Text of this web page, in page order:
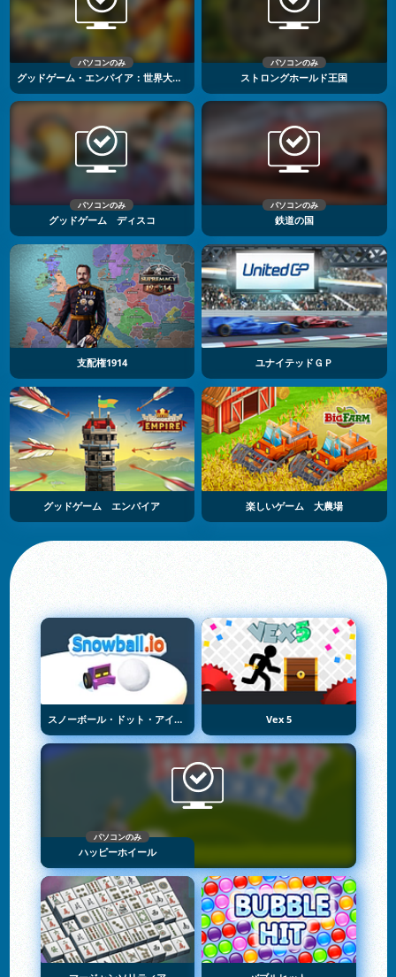
パソコンのみ
グッドゲーム・エンパイア：世界大戦3
パソコンのみ
ストロングホールド王国
パソコンのみ
グッドゲーム ディスコ
パソコンのみ
鉄道の国
支配権1914 ユナイテッドＧＰ
グッドゲーム エンパイア 楽しいゲーム 大農場
スノーボール・ドット・アイオー Vex 5
パソコンのみ
ハッピーホイール